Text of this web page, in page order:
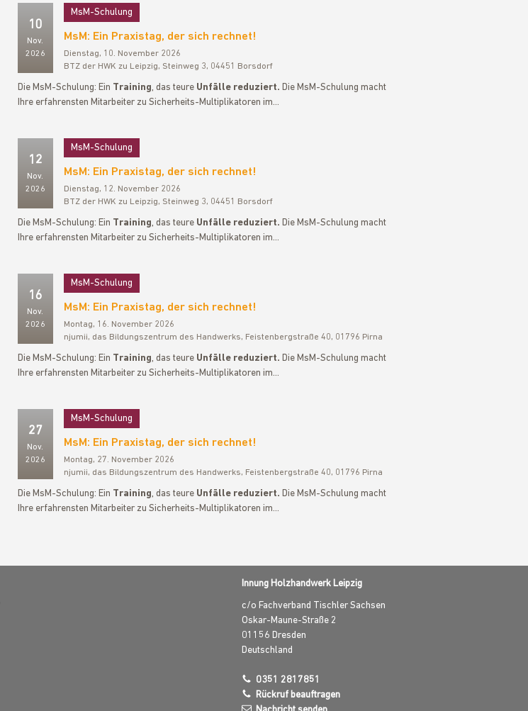
10
Nov.
2026
MsM-Schulung
MsM: Ein Praxistag, der sich rechnet!
Dienstag, 10. November 2026
BTZ der HWK zu Leipzig, Steinweg 3, 04451 Borsdorf
Die MsM-Schulung: Ein Training, das teure Unfälle reduziert. Die MsM-Schulung macht
Ihre erfahrensten Mitarbeiter zu Sicherheits-Multiplikatoren im…
12
Nov.
2026
MsM-Schulung
MsM: Ein Praxistag, der sich rechnet!
Dienstag, 12. November 2026
BTZ der HWK zu Leipzig, Steinweg 3, 04451 Borsdorf
Die MsM-Schulung: Ein Training, das teure Unfälle reduziert. Die MsM-Schulung macht
Ihre erfahrensten Mitarbeiter zu Sicherheits-Multiplikatoren im…
16
Nov.
2026
MsM-Schulung
MsM: Ein Praxistag, der sich rechnet!
Montag, 16. November 2026
njumii, das Bildungszentrum des Handwerks, Feistenbergstraße 40, 01796 Pirna
Die MsM-Schulung: Ein Training, das teure Unfälle reduziert. Die MsM-Schulung macht
Ihre erfahrensten Mitarbeiter zu Sicherheits-Multiplikatoren im…
27
Nov.
2026
MsM-Schulung
MsM: Ein Praxistag, der sich rechnet!
Montag, 27. November 2026
njumii, das Bildungszentrum des Handwerks, Feistenbergstraße 40, 01796 Pirna
Die MsM-Schulung: Ein Training, das teure Unfälle reduziert. Die MsM-Schulung macht
Ihre erfahrensten Mitarbeiter zu Sicherheits-Multiplikatoren im…
Innung Holzhandwerk Leipzig
c/o Fachverband Tischler Sachsen
Oskar-Maune-Straße 2
01156 Dresden
Deutschland
0351 2817851
Rückruf beauftragen